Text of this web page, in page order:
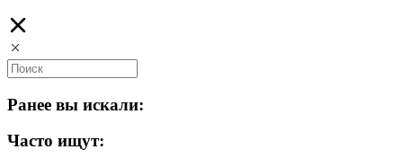
Ранее вы искали:
Часто ищут: